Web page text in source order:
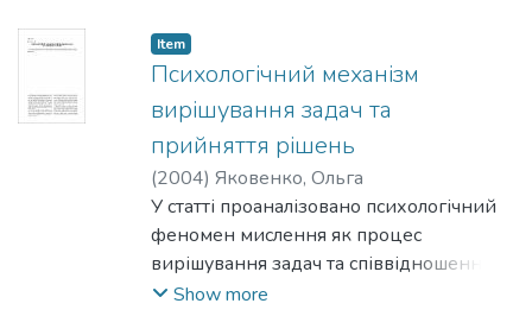
составление прогноза конфликта,
классификацию способов
вмешательства, функции, задачи и т.п.
Автором делается вывод об
определяющей роли
предварительно определенной
системы критериев, которые
обеспечивали бы взвешенный и
объективированный анализ конфликта.
Item
Психологічний механізм
вирішування задач та
прийняття рішень
(2004) Яковенко, Ольга
У статті проаналізовано психологічний
феномен мислення як процес
вирішування задач та співвідношення
таких форм мислення, як логічне та
Show more